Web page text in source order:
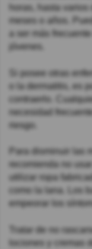
horas, hasta
meses o años.
a ser más
jóvenes.
Si posee otras
o la dermatitis, es
contraerlo.
necesidad
riesgo.
Para disminuir las
recomienda no
utilizar ropa
como la lana. Los
empeorar los
Tratar de no
lociones y cremas